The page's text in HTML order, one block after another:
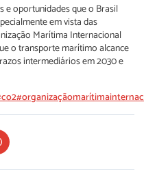
e oportunidades que o Brasil
em vista das
Marítima Internacional
o transporte marítimo alcance
intermediários em 2030 e